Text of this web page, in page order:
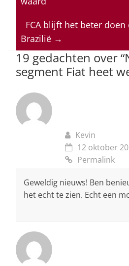
p
p
o
o
k
n s
FCA blijft het beter
Brazilië →
19 gedachten over “
segment Fiat heet
Kevin
12 oktober
Permalink
Geweldig nieuws! Ben
het echt te zien. Echt een